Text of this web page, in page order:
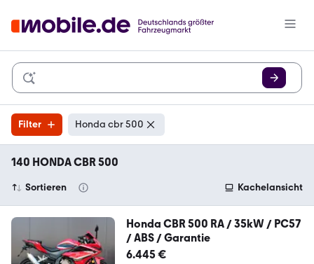
Filter Honda cbr 500
140 HONDA CBR 500
Sortieren Kachelansicht
Honda CBR 500 RA / 35kW / PC57
/ ABS / Garantie
6.445 €